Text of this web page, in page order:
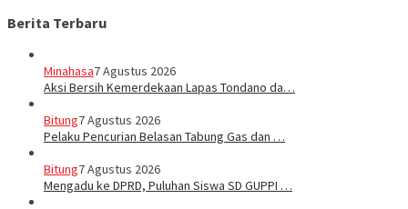
Berita Terbaru
Minahasa7 Agustus 2026
Aksi Bersih Kemerdekaan Lapas Tondano da…
Bitung7 Agustus 2026
Pelaku Pencurian Belasan Tabung Gas dan …
Bitung7 Agustus 2026
Mengadu ke DPRD, Puluhan Siswa SD GUPPI …